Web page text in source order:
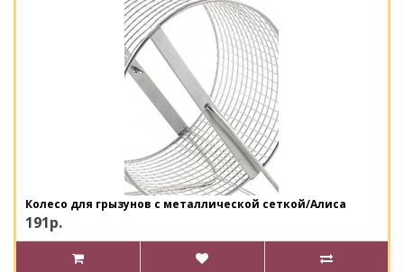
Колесо для грызунов с металлической сеткой/Алиса
191р.